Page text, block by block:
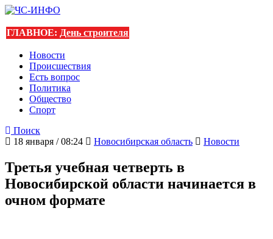
ГЛАВНОЕ: День строителя
Новости
Происшествия
Есть вопрос
Политика
Общество
Спорт
Поиск
18 января / 08:24
Новосибирская область Новости
Третья учебная четверть в
Новосибирской области начинается в
очном формате